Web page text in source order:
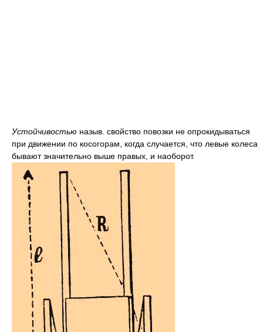
Устойчивостью назыв. свойство повозки не опрокидываться
при движении по косогорам, когда случается, что левые колеса
бывают значительно выше правых, и наоборот.